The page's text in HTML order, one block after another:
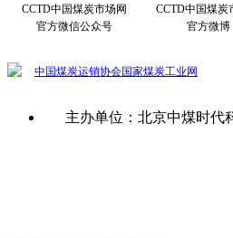
CCTD中国煤炭市场网
官方微信公众号
CCTD中国煤炭
官方微博
中国煤炭运销协会国家煤炭工业网
主办单位：北京中煤时